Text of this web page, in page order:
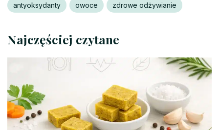
antyoksydanty owoce zdrowe odżywianie
Najczęściej czytane